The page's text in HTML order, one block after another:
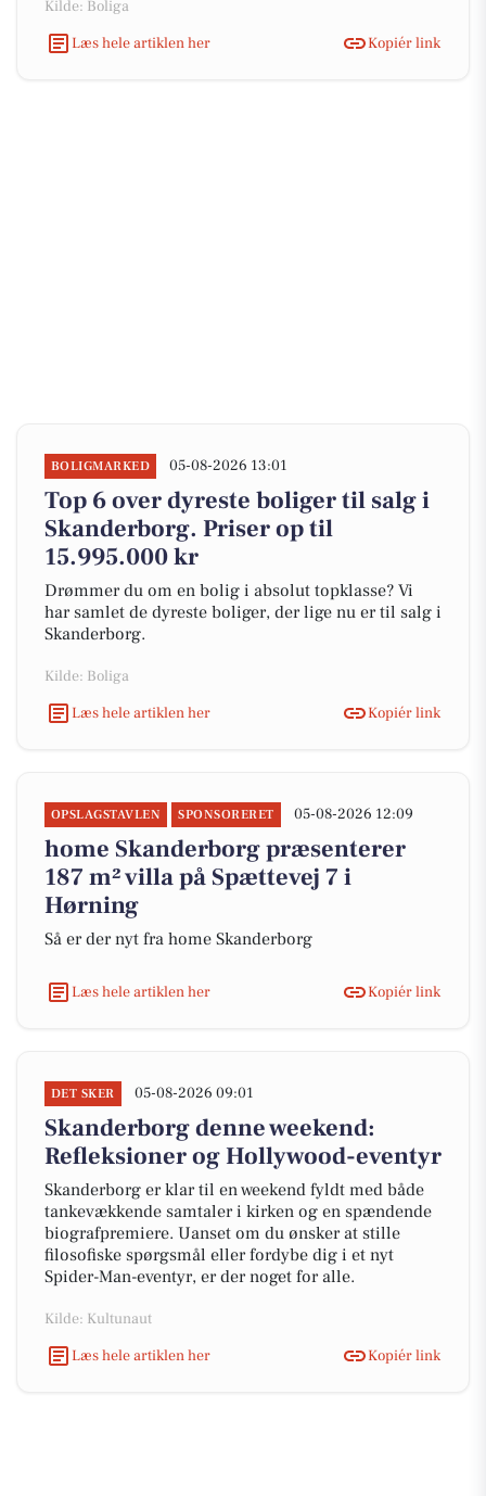
Kilde: Boliga
Læs hele artiklen her
Kopiér link
BOLIGMARKED 05-08-2026 13:01
Top 6 over dyreste boliger til salg i
Skanderborg. Priser op til
15.995.000 kr
Drømmer du om en bolig i absolut topklasse? Vi
har samlet de dyreste boliger, der lige nu er til salg i
Skanderborg.
Kilde: Boliga
Læs hele artiklen her
Kopiér link
OPSLAGSTAVLEN SPONSORERET 05-08-2026 12:09
home Skanderborg præsenterer
187 m² villa på Spættevej 7 i
Hørning
Så er der nyt fra home Skanderborg
Læs hele artiklen her Kopiér link
DET SKER 05-08-2026 09:01
Skanderborg denne weekend:
Refleksioner og Hollywood-eventyr
Skanderborg er klar til en weekend fyldt med både
tankevækkende samtaler i kirken og en spændende
biografpremiere. Uanset om du ønsker at stille
filosofiske spørgsmål eller fordybe dig i et nyt
Spider-Man-eventyr, er der noget for alle.
Kilde: Kultunaut
Læs hele artiklen her
Kopiér link